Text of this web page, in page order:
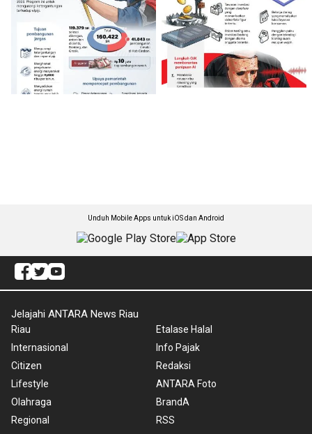
Unduh Mobile Apps untuk iOS dan Android
Jelajahi ANTARA News Riau
Riau
Internasional
Citizen
Lifestyle
Olahraga
Regional
Etalase Halal
Info Pajak
Redaksi
ANTARA Foto
BrandA
RSS